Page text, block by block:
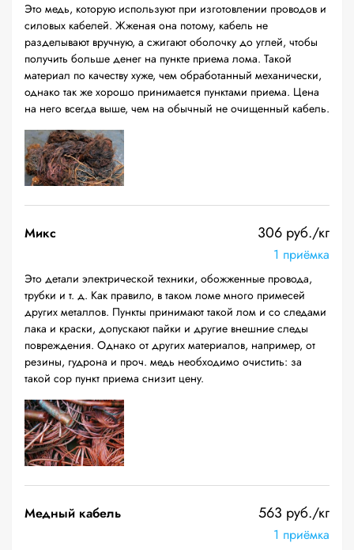
Это медь, которую используют при изготовлении проводов и
силовых кабелей. Жженая она потому, кабель не
разделывают вручную, а сжигают оболочку до углей, чтобы
получить больше денег на пункте приема лома. Такой
материал по качеству хуже, чем обработанный механически,
однако так же хорошо принимается пунктами приема. Цена
на него всегда выше, чем на обычный не очищенный кабель.
Микс 306 руб./кг
1 приёмка
Это детали электрической техники, обожженные провода,
трубки и т. д. Как правило, в таком ломе много примесей
других металлов. Пункты принимают такой лом и со следами
лака и краски, допускают пайки и другие внешние следы
повреждения. Однако от других материалов, например, от
резины, гудрона и проч. медь необходимо очистить: за
такой сор пункт приема снизит цену.
Медный кабель 563 руб./кг
1 приёмка